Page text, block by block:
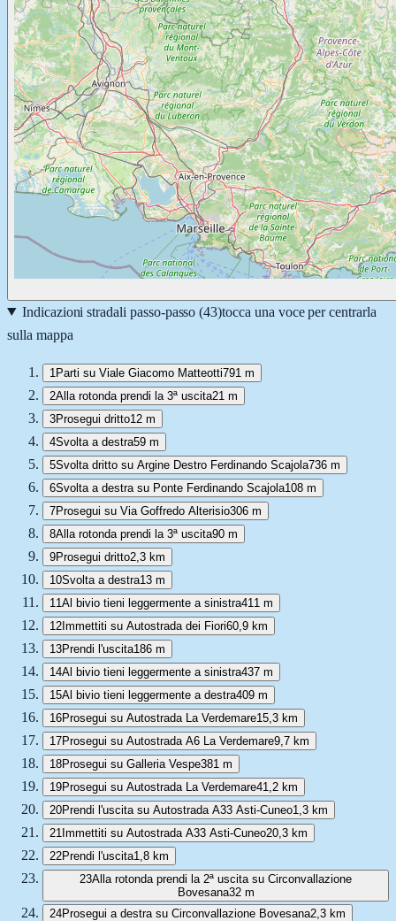
Indicazioni stradali passo-passo (43)tocca una voce per centrarla
sulla mappa
1 Parti su Viale Giacomo Matteotti791 m
2Alla rotonda prendi la 3ª uscita21 m
3Prosegui dritto12 m
4Svolta a destra59 m
5Svolta dritto su Argine Destro Ferdinando Scajola736 m
6Svolta a destra su Ponte Ferdinando Scajola108 m
7Prosegui su Via Goffredo Alterisio306 m
8Alla rotonda prendi la 3ª uscita90 m
9Prosegui dritto2,3 km
10Svolta a destra13 m
11Al bivio tieni leggermente a sinistra411 m
12Immettiti su Autostrada dei Fiori60,9 km
13Prendi l'uscita186 m
14Al bivio tieni leggermente a sinistra437 m
15Al bivio tieni leggermente a destra409 m
16Prosegui su Autostrada La Verdemare15,3 km
17Prosegui su Autostrada A6 La Verdemare9,7 km
18Prosegui su Galleria Vespe381 m
19Prosegui su Autostrada La Verdemare41,2 km
20Prendi l'uscita su Autostrada A33 Asti-Cuneo1,3 km
21 Immettiti su Autostrada A33 Asti-Cuneo20,3 km
22Prendi l'uscita1,8 km
23Alla rotonda prendi la 2ª uscita su Circonvallazione
Bovesana32 m
24Prosegui a destra su Circonvallazione Bovesana2,3 km